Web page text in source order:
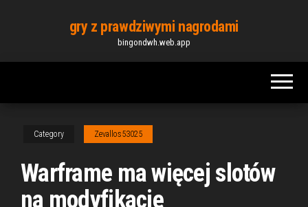
content
gry z prawdziwymi nagrodami
bingondwh.web.app
Category Zevallos53025
Warframe ma więcej slotów
na modyfikacje